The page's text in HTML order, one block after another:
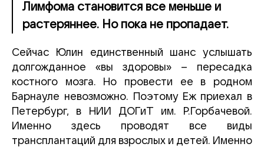
Лимфома становится все меньше и
растеряннее. Но пока не пропадает.
Сейчас Юлин единственный шанс услышать
долгожданное «вы здоровы» – пересадка
костного мозга. Но провести ее в родном
Барнауле невозможно. Поэтому Еж приехал в
Петербург, в НИИ ДОГиТ им. Р.Горбачевой.
Именно здесь проводят все виды
трансплантаций для взрослых и детей. Именно